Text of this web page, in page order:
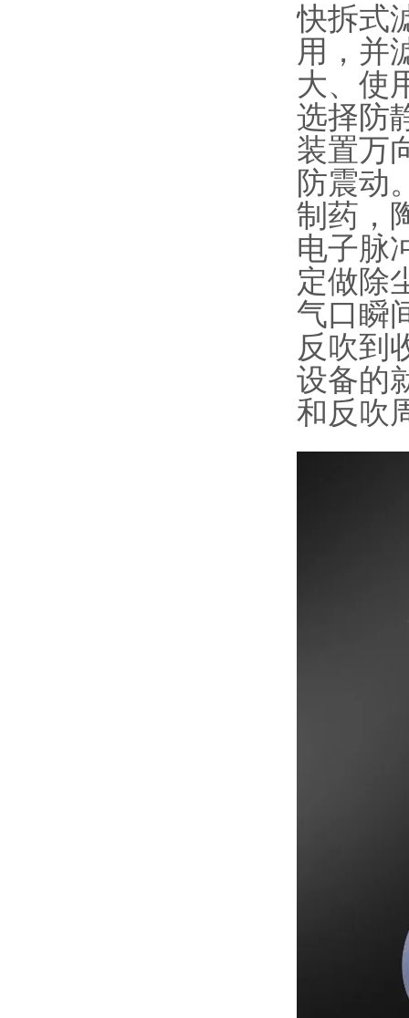
快拆式
用，并
大、使
选择防
装置万
防震动
制药，
电子脉
定做除
气口瞬
反吹到
设备的
和反吹